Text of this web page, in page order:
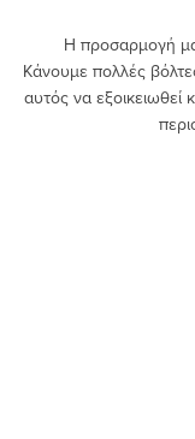
Η προσαρμογή
Κάνουμε πολλές
αυτός να